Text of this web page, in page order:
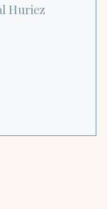
Huriez